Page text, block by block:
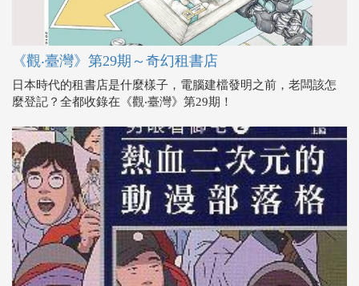
《觀‧臺灣》第29期～奇幻租書店
日本時代的租書店是什麼樣子，電腦建檔發明之前，老闆該怎
麼登記？全都收錄在《觀‧臺灣》第29期！